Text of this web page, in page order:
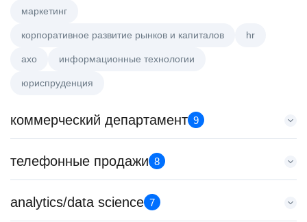
маркетинг
корпоративное развитие рынков и капиталов hr
axo информационные технологии
юриспруденция
коммерческий департамент 9
Key Account Manager (EdTech)
HeadHunter::Коммерческий департамент
150000 ₽
телефонные продажи 8
Менеджер по продажам в сегменте малого и среднего
бизнеса
analytics/data science 7